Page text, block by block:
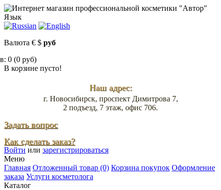
Язык
Валюта € $ руб
0 (0 руб)
В корзине пусто!
Наш адрес:
г. Новосибирск, проспект Димитрова 7,
2 подъезд, 7 этаж, офис 706.
Задать вопрос
Как сделать заказ?
Войти или зарегистрироваться
Меню
Главная Отложенный товар (0) Корзина покупок Оформление
заказа Услуги косметолога
Каталог